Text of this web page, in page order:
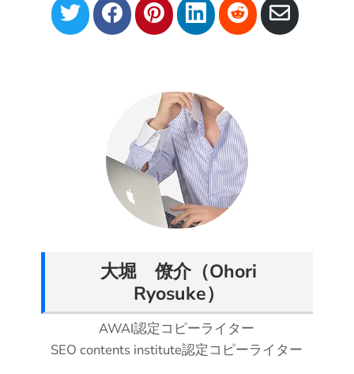
S
h
S
h
n
F
a
c
e
o
o
S
h
e
o
n
P
i
n
t
e
r
e
s
t
S
h
e
o
n
L
i
n
k
d
I
n
S
h
R
e
t
S
h
大堀 僚介（Ohori
Ryosuke）
AWAI認定コピーライター
SEO contents institute認定コピーライター